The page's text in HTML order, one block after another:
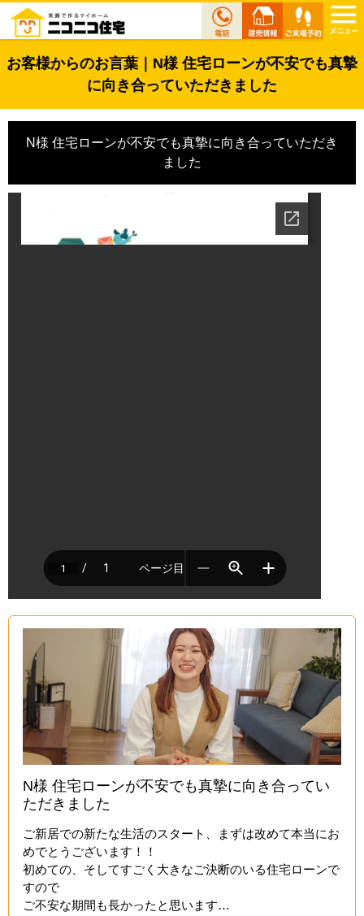
お客様からのお言葉｜N様 住宅ローンが不安でも真摯
に向き合っていただきました
N様 住宅ローンが不安でも真摯に向き合っていただき
ました
N様 住宅ローンが不安でも真摯に向き合ってい
ただきました
ご新居での新たな生活のスタート、まずは改めて本当にお
めでとうございます！！
初めての、そしてすごく大きなご決断のいる住宅ローンで
すので
ご不安な期間も長かったと思います…